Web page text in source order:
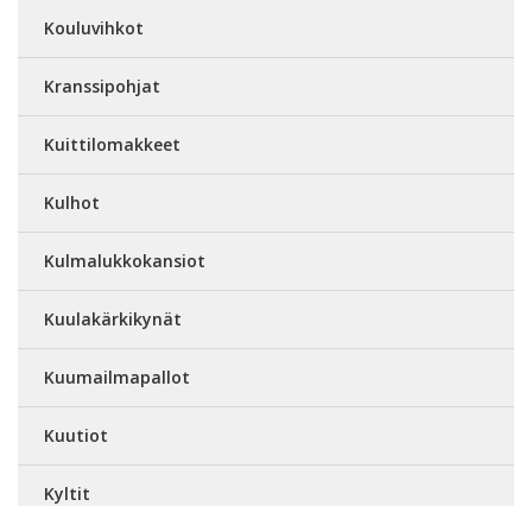
Kouluvihkot
Kranssipohjat
Kuittilomakkeet
Kulhot
Kulmalukkokansiot
Kuulakärkikynät
Kuumailmapallot
Kuutiot
Kyltit